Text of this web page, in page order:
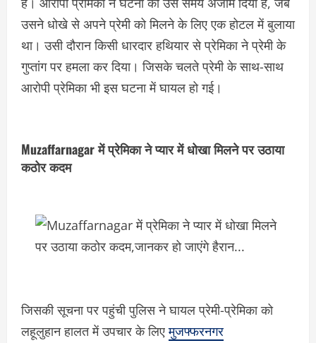
उसने धोखे से अपने प्रेमी को मिलने के लिए एक होटल में बुलाया
था। उसी दौरान किसी धारदार हथियार से प्रेमिका ने प्रेमी के
गुप्तांग पर हमला कर दिया। जिसके चलते प्रेमी के साथ-साथ
आरोपी प्रेमिका भी इस घटना में घायल हो गई।
Muzaffarnagar में प्रेमिका ने प्यार में धोखा मिलने पर उठाया
कठोर कदम
जिसकी सूचना पर पहुंची पुलिस ने घायल प्रेमी-प्रेमिका को
लहूलुहान हालत में उपचार के लिएमुजफ्फरनगर